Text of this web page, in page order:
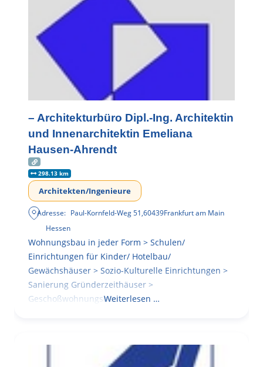
– Architekturbüro Dipl.-Ing. Architektin
und Innenarchitektin Emeliana
Hausen-Ahrendt
298.13 km
Architekten/Ingenieure
Adresse: Paul-Kornfeld-Weg 51,60439Frankfurt am Main
Hessen
Wohnungsbau in jeder Form > Schulen/
Einrichtungen für Kinder/ Hotelbau/
Gewächshäuser > Sozio-Kulturelle Einrichtungen >
Sanierung Gründerzeithäuser >
GeschoßwohnungsbauWeiterlesen …